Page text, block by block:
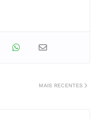
MAIS RECENTES